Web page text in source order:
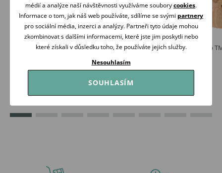
PINOKIO Kojenecká čepička Hello MODRÁ
Skladem
Mrofi Čelenka Pin-up
Skladem
médií a analýze naší návštěvnosti využíváme souborycookies.
Informace o tom, jak náš web používáte, sdílíme se svými partnery
pro sociální média, inzerci a analýzy. Partneři tyto údaje mohou
zkombinovat s dalšími informacemi, které jste jim poskytli nebo
které získali v důsledku toho, že používáte jejich služby.
Nesouhlasím
SOUHLASÍM